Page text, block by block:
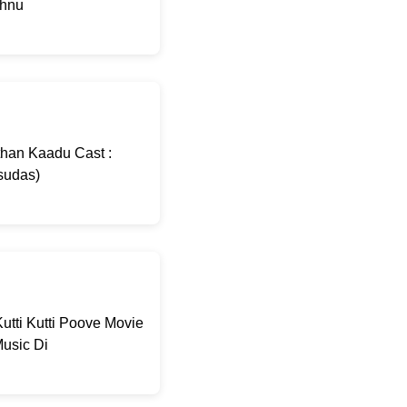
Kaadu Cast :
Kutti Poove Movie
Di